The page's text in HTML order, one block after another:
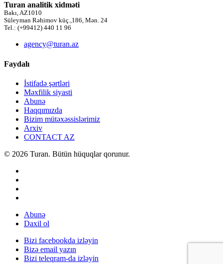
Turan analitik xidməti
Bakı, AZ1010
Süleyman Rəhimov küç.,186, Mən. 24
Tel.: (+99412) 440 11 96
agency@turan.az
Faydalı
İstifadə şərtləri
Məxfilik siyasti
Abunə
Haqqımızda
Bizim mütəxəssislərimiz
Arxiv
CONTACT AZ
© 2026 Turan. Bütün hüquqlar qorunur.
Abunə
Daxil ol
Bizi facebookda izləyin
Bizə email yazın
Bizi teleqram-da izləyin